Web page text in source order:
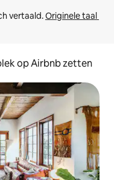
vertaald. Originele taal
op Airbnb zetten